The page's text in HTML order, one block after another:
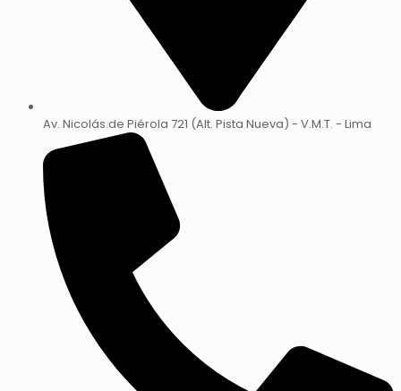
Av. Nicolás de Piérola 721 (Alt. Pista Nueva) - V.M.T. - Lima